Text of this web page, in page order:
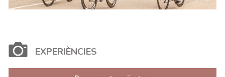
EXPERIÈNCIES